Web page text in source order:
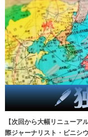
【次回から大幅リニュー
際ジャーナリスト・ビニシ